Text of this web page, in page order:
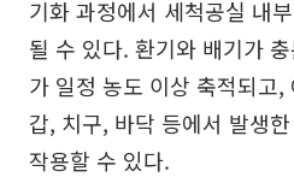
기화 과정에서 세척공실 내
될 수 있다. 환기와 배기가
가 일정 농도 이상 축적되고
갑, 치구, 바닥 등에서 발생
작용할 수 있다.